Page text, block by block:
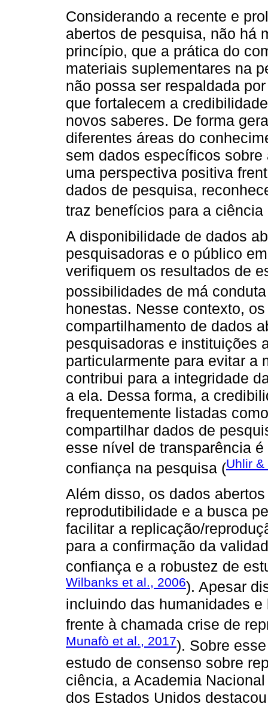
Considerando a recente e
abertos de pesquisa, não há
princípio, que a prática do
materiais suplementares na
não possa ser respaldada
que fortalecem a
novos saberes. De forma
diferentes áreas do
sem dados específicos
uma perspectiva positiva
dados de pesquisa,
traz benefícios para a ciência
A disponibilidade de dados
pesquisadoras e o público
verifiquem os resultados de
possibilidades de má
honestas. Nesse contexto,
compartilhamento de dados
pesquisadoras e instituições
particularmente para evitar a
contribui para a integridade
a ela. Dessa forma, a
frequentemente listadas
compartilhar dados de
esse nível de transparência
confiança na pesquisa (Uhlir &
Além disso, os dados
reprodutibilidade e a busca
facilitar a replicação/
para a confirmação da
confiança e a robustez de
Wilbanks et al., 2006). Apesar
incluindo das humanidades
frente à chamada crise de
Munafò et al., 2017). Sobre
estudo de consenso sobre
ciência, a Academia
dos Estados Unidos